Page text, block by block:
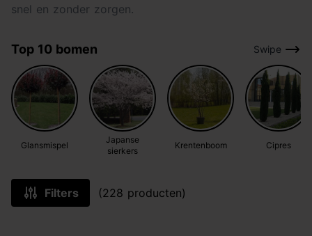
snel en zonder zorgen.
Top 10 bomen Swipe
Glansmispel
Japanse
sierkers
Krentenboom Cipres
Filters (228 producten)